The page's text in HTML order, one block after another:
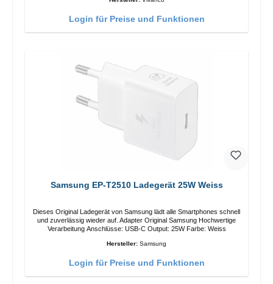
Login für Preise und Funktionen
Samsung EP-T2510 Ladegerät 25W Weiss
Dieses Original Ladegerät von Samsung lädt alle Smartphones schnell
und zuverlässig wieder auf. Adapter Original Samsung Hochwertige
Verarbeitung Anschlüsse: USB-C Output: 25W Farbe: Weiss
Hersteller: Samsung
Login für Preise und Funktionen